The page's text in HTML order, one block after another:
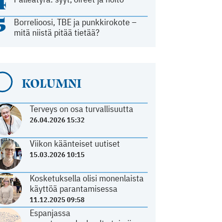
Borrelioosi, TBE ja punkkirokote –
mitä niistä pitää tietää?
KOLUMNI
Terveys on osa turvallisuutta
26.04.2026 15:32
Viikon käänteiset uutiset
15.03.2026 10:15
Kosketuksella olisi monenlaista
käyttöä parantamisessa
11.12.2025 09:58
Espanjassa